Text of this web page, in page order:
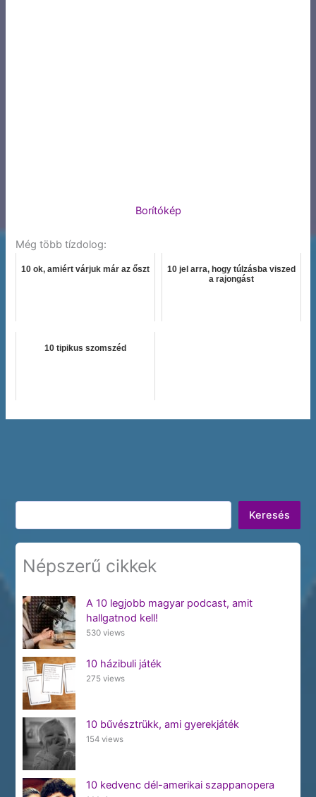
Borítókép
Még több tízdolog:
10 ok, amiért várjuk már az őszt
10 jel arra, hogy túlzásba viszed
a rajongást
10 tipikus szomszéd
Keresés
Keresés
Népszerű cikkek
A 10 legjobb magyar podcast, amit
hallgatnod kell!
530 views
10 házibuli játék
275 views
10 bűvésztrükk, ami gyerekjáték
154 views
10 kedvenc dél-amerikai szappanopera